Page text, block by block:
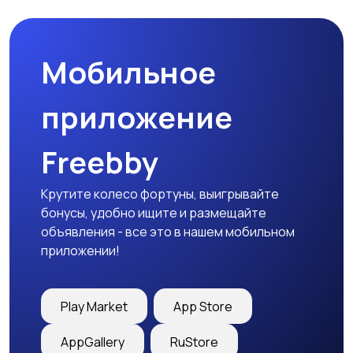
Изготовление на
Продукты питания и
Уход за животными
Мобильное
приложение
Freebby
Крутите колесо фортуны, выигрывайте
бонусы, удобно ищите и размещайте
объявления - все это в нашем мобильном
приложении!
Play Market App Store
AppGallery RuStore